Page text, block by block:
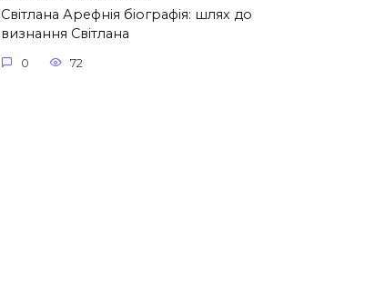
Світлана Арефнія біографія: шлях до
визнання Світлана
0 72